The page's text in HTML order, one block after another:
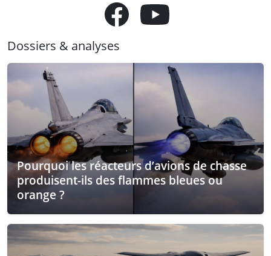
Dossiers & analyses
Pourquoi les réacteurs d’avions de chasse
produisent-ils des flammes bleues ou
orange ?